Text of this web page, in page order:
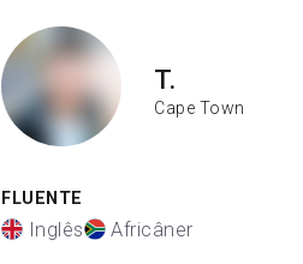
T.
Cape Town
FLUENTE
Inglês Africâner